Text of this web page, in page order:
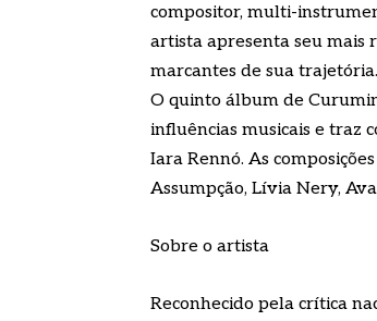
compositor, multi-
artista apresenta seu mais
marcantes de sua trajetória.
O quinto álbum de
influências musicais e traz
Iara Rennó. As
Assumpção, Lívia Nery,
Sobre o artista
Reconhecido pela crítica